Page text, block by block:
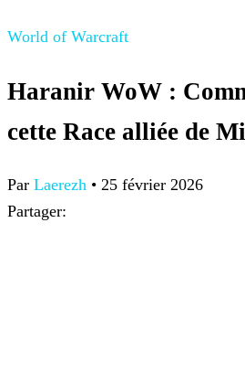
World of Warcraft
Haranir WoW :
cette Race alliée de
Par Laerezh • 25 février 2026
Partager: